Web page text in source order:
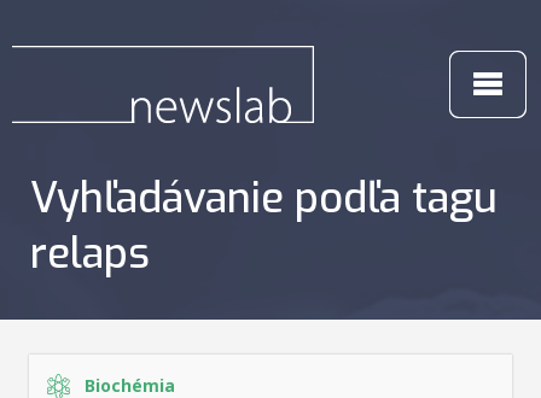
Vyhľadávanie podľa tagu
relaps
Biochémia